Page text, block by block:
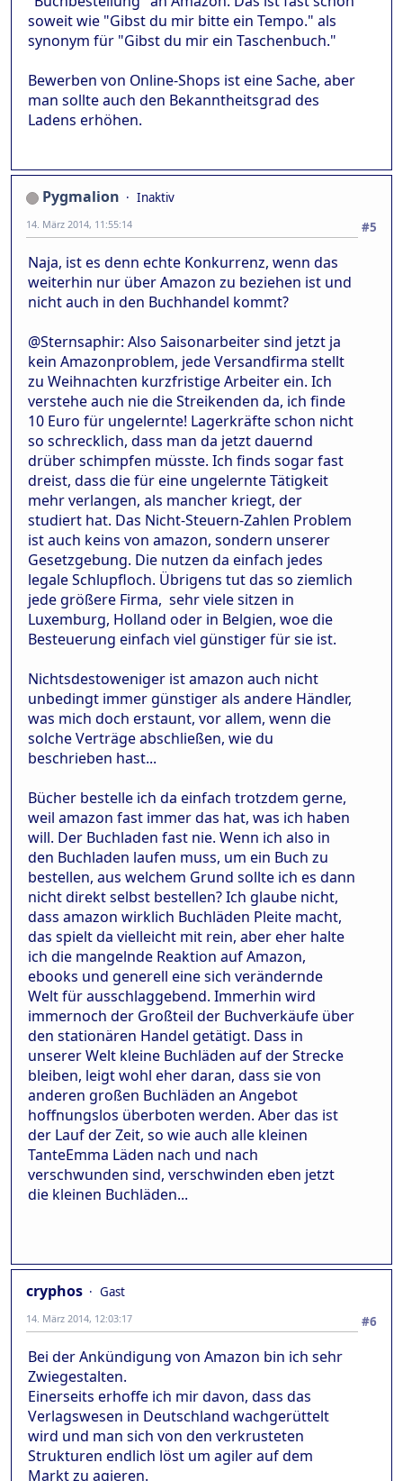
soweit wie "Gibst du mir bitte ein Tempo." als
synonym für "Gibst du mir ein Taschenbuch."
Bewerben von Online-Shops ist eine Sache, aber
man sollte auch den Bekanntheitsgrad des
Ladens erhöhen.
Pygmalion
Inaktiv
#5
14. März 2014, 11:55:14
Naja, ist es denn echte Konkurrenz, wenn das
weiterhin nur über Amazon zu beziehen ist und
nicht auch in den Buchhandel kommt?
@Sternsaphir: Also Saisonarbeiter sind jetzt ja
kein Amazonproblem, jede Versandfirma stellt
zu Weihnachten kurzfristige Arbeiter ein. Ich
verstehe auch nie die Streikenden da, ich finde
10 Euro für ungelernte! Lagerkräfte schon nicht
so schrecklich, dass man da jetzt dauernd
drüber schimpfen müsste. Ich finds sogar fast
dreist, dass die für eine ungelernte Tätigkeit
mehr verlangen, als mancher kriegt, der
studiert hat. Das Nicht-Steuern-Zahlen Problem
ist auch keins von amazon, sondern unserer
Gesetzgebung. Die nutzen da einfach jedes
legale Schlupfloch. Übrigens tut das so ziemlich
jede größere Firma, sehr viele sitzen in
Luxemburg, Holland oder in Belgien, woe die
Besteuerung einfach viel günstiger für sie ist.
Nichtsdestoweniger ist amazon auch nicht
unbedingt immer günstiger als andere Händler,
was mich doch erstaunt, vor allem, wenn die
solche Verträge abschließen, wie du
beschrieben hast...
Bücher bestelle ich da einfach trotzdem gerne,
weil amazon fast immer das hat, was ich haben
will. Der Buchladen fast nie. Wenn ich also in
den Buchladen laufen muss, um ein Buch zu
bestellen, aus welchem Grund sollte ich es dann
nicht direkt selbst bestellen? Ich glaube nicht,
dass amazon wirklich Buchläden Pleite macht,
das spielt da vielleicht mit rein, aber eher halte
ich die mangelnde Reaktion auf Amazon,
ebooks und generell eine sich verändernde
Welt für ausschlaggebend. Immerhin wird
immernoch der Großteil der Buchverkäufe über
den stationären Handel getätigt. Dass in
unserer Welt kleine Buchläden auf der Strecke
bleiben, leigt wohl eher daran, dass sie von
anderen großen Buchläden an Angebot
hoffnungslos überboten werden. Aber das ist
der Lauf der Zeit, so wie auch alle kleinen
TanteEmma Läden nach und nach
verschwunden sind, verschwinden eben jetzt
die kleinen Buchläden...
cryphos
Gast
#6
14. März 2014, 12:03:17
Bei der Ankündigung von Amazon bin ich sehr
Zwiegestalten.
Einerseits erhoffe ich mir davon, dass das
Verlagswesen in Deutschland wachgerüttelt
wird und man sich von den verkrusteten
Strukturen endlich löst um agiler auf dem
Markt zu agieren.